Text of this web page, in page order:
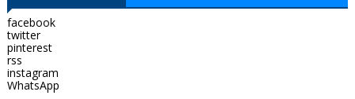
facebook
twitter
pinterest
rss
instagram
WhatsApp